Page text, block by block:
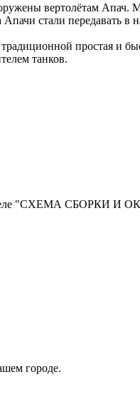
вертолётам Апач.
стали
простая и
танков.
"СХЕМА СБОРКИ И
городе.